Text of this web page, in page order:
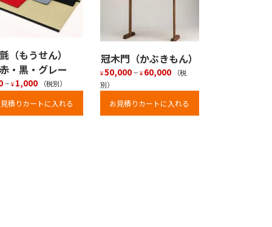
（もうせん）
赤・黒・グレー
– ¥ 1,000 （税別）
積りカートに入れる
冠木門（かぶきもん）
¥50,000– ¥ 60,000
（税
別）
お見積りカートに入れる